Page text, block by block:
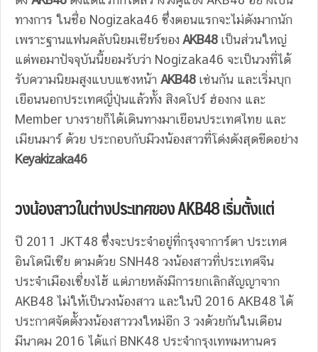
ทางการ ในชื่อ Nogizaka46 ซึ่งตอนแรกจะไม่ดังมากนัก
เพราะฐานแฟนคลับนิยมเชียร์ของAKB48เป็นส่วนใหญ่
แต่พอมาปัจจุบันนี้ยอมรับว่า Nogizaka46 จะเป็นวงที่ได้
รับความนิยมสูงแบบแซงหน้า AKB48เช่นกัน และเริ่มบุก
เยือนนอกประเทศญี่ปุ่นแล้วทั้ง สิงคโปร์ ฮ่องกง และ
Member บางรายก็ได้เดินทางมาเยือนประเทศไทย และ
เมียนมาร์ ด้วย ประกอบกับมีวงน้องสาวที่โด่งดังสุดขีดอย่าง
Keyakizaka46
วงน้องสาวในต่างประเทศของ AKB48 เริ่มตั้งแต่
ปี 2011 JKT48 ซึ่งจะประจำอยู่ที่กรุงจาการ์ตา ประเทศ
อินโดนีเซีย ตามด้วย SNH48 วงน้องสาวที่ประเทศจีน
ประจำเมืองเซี่ยงไฮ้ แต่ภายหลังมีการยกเลิกสัญญาจาก
AKB48 ไม่ให้เป็นวงน้องสาว และในปี 2016 AKB48 ได้
ประกาศจัดตั้งวงน้องสาววงใหม่อีก 3 วงด้วยกันในเดือน
มีนาคม 2016 ได้แก่ BNK48 ประจำกรุงเทพมหานคร